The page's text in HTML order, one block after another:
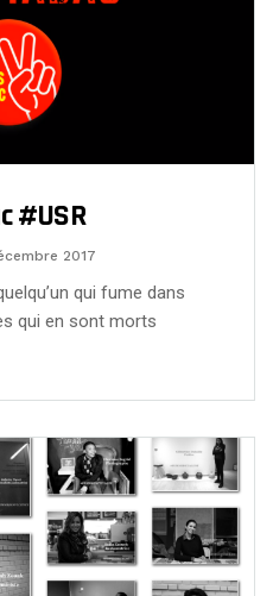
#USR
2017
qui fume dans
qui en sont morts